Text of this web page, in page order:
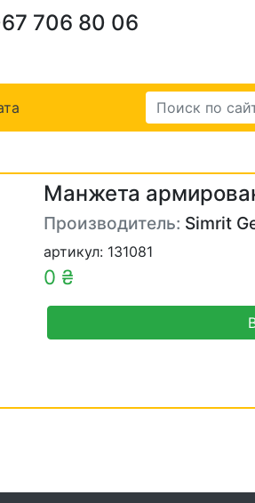
706 80 06
Манжета
Производитель: Simrit
артикул: 131081
0 ₴